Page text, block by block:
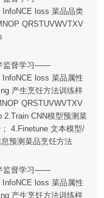
loss 菜品品类
QRSTUVWVTXV
监督学习——
loss 菜品属性
产生烹饪方法训练样
QRSTUVWVTXV
2.Train CNN模型预测菜
4.Finetune 文本模型/
预测菜品烹饪方法
监督学习——
loss 菜品属性
产生烹饪方法训练样